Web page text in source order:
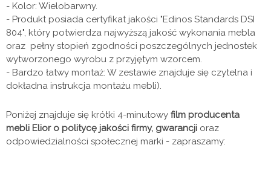
- Kolor: Wielobarwny.
- Produkt posiada certyfikat jakości "Edinos Standards DSI
804", który potwierdza najwyższą jakość wykonania mebla
oraz pełny stopień zgodności poszczególnych jednostek
wytworzonego wyrobu z przyjętym wzorcem.
- Bardzo łatwy montaż: W zestawie znajduje się czytelna i
dokładna instrukcja montażu mebli).
Poniżej znajduje się krótki 4-minutowy film producenta
mebli Elior o politycę jakości firmy, gwarancji oraz
odpowiedzialności społecznej marki - zapraszamy: